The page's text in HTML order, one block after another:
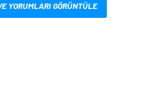
YORUMLARI GÖRÜNTÜLE